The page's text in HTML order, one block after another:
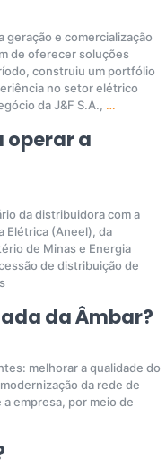
geração e comercialização
de oferecer soluções
construiu um portfólio
no setor elétrico
da J&F S.A., …
operar a
da distribuidora com a
Elétrica (Aneel), da
de Minas e Energia
de distribuição de
da Âmbar?
melhorar a qualidade do
da rede de
empresa, por meio de